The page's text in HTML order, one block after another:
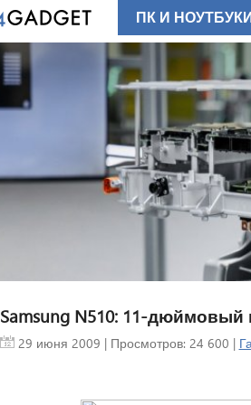
Samsung N510: 11-
29 июня 2009 | Просмотров: 24 600 |
ПК И НОУТБУКИ